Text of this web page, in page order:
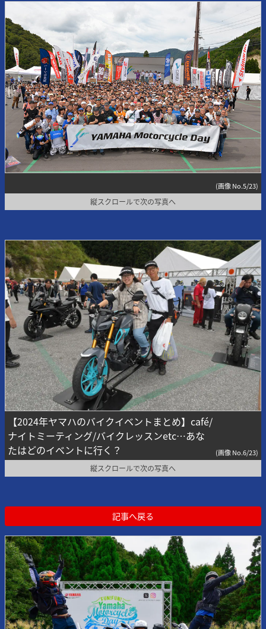
(画像 No.5/23)
縦スクロールで次の写真へ
【2024年ヤマハのバイクイベントまとめ】café/
ナイトミーティング/バイクレッスンetc…あな
たはどのイベントに行く？
(画像 No.6/23)
縦スクロールで次の写真へ
記事へ戻る